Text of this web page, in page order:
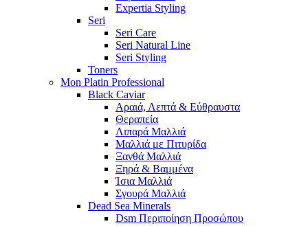
Expertia Styling
Seri
Seri Care
Seri Natural Line
Seri Styling
Toners
Mon Platin Professional
Black Caviar
Αραιά, Λεπτά & Εύθραυστα
Θεραπεία
Λιπαρά Μαλλιά
Μαλλιά με Πιτυρίδα
Ξανθά Μαλλιά
Ξηρά & Βαμμένα
Ίσια Μαλλιά
Σγουρά Μαλλιά
Dead Sea Minerals
Dsm Περιποίηση Προσώπου